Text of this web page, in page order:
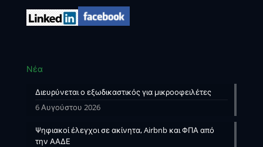
Νέα
Διευρύνεται ο εξωδικαστικός για μικροοφειλέτες
6 Αυγούστου 2026
Ψηφιακοί έλεγχοι σε ακίνητα, Airbnb και ΦΠΑ από
την ΑΑΔΕ